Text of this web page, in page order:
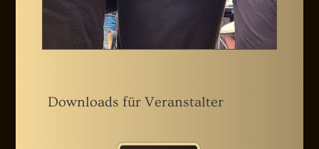
Downloads für Veranstalter